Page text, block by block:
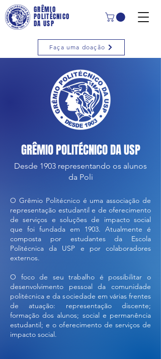
GRÊMIO
POLITÉCNICO
DA USP
Faça uma doação
Desde 1903 representando os alunos
da Poli
O Grêmio Politécnico é uma associação de
representação estudantil e de oferecimento
de serviços e soluções de impacto social
que foi fundada em 1903. Atualmente é
composta por estudantes da Escola
Politécnica da USP e por colaboradores
externos.
O foco de seu trabalho é possibilitar o
desenvolvimento pessoal da comunidade
politécnica e da sociedade em várias frentes
de atuação: representação discente;
formação dos alunos; social e permanência
estudantil; e o oferecimento de serviços de
impacto social.
GRÊMIO POLITÉCNICO DA USP